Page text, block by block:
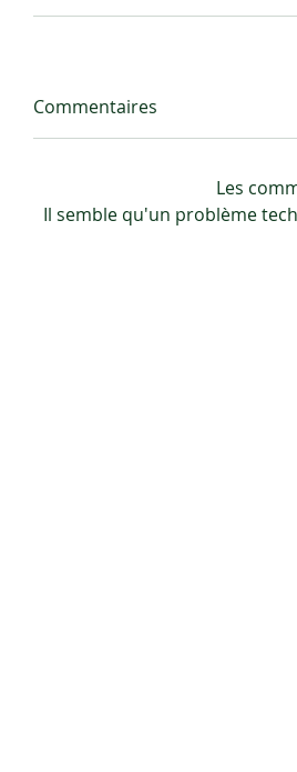
Commentaires
Les
Il semble qu'un problème